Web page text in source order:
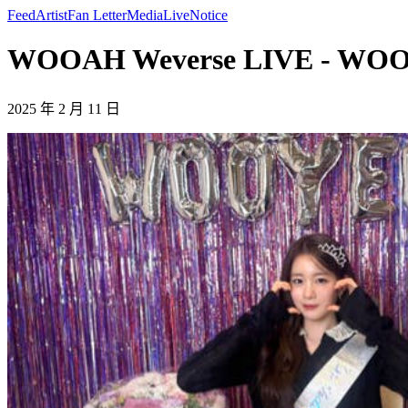
FeedArtistFan LetterMediaLiveNotice
WOOAH Weverse LIVE -
2025 年 2 月 11 日